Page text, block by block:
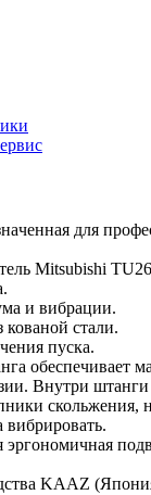
для
Mitsubishi
и вибрации.
стали.
пускa.
обеспечивает
Внутри
скольжения,
вибрировать.
эргономичная
KAAZ